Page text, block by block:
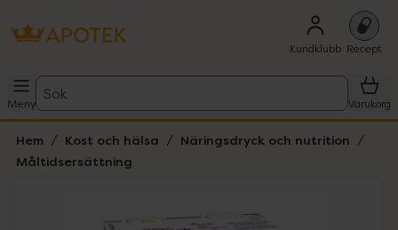
Kundklubb Recept
Meny
Sök
Varukorg
Hem Kost och hälsa
Näringsdryck och nutrition
Måltidsersättning
Lista: . Innehåller 2 objekt.